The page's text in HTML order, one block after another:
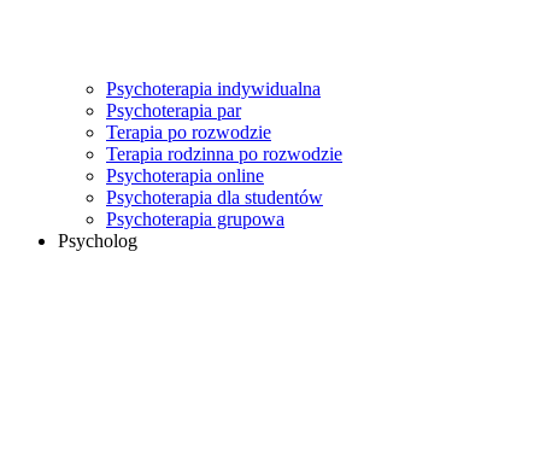
Psychoterapia indywidualna
Psychoterapia par
Terapia po rozwodzie
Terapia rodzinna po rozwodzie
Psychoterapia online
Psychoterapia dla studentów
Psychoterapia grupowa
Psycholog